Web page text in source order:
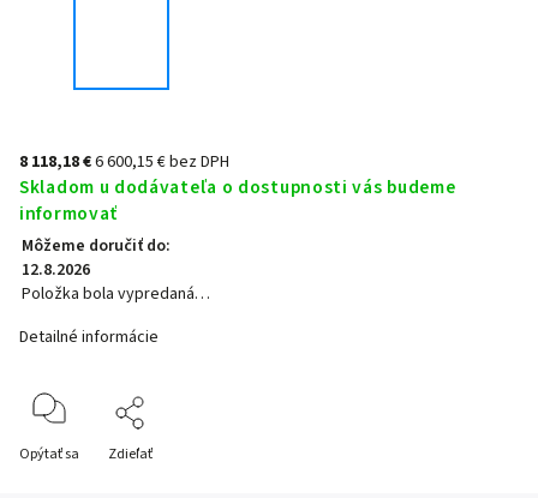
8 118,18 €6 600,15 € bez DPH
Skladom u dodávateľa o dostupnosti vás budeme
informovať
Môžeme doručiť do:
12.8.2026
Položka bola vypredaná…
Detailné informácie
Opýtať sa Zdieľať